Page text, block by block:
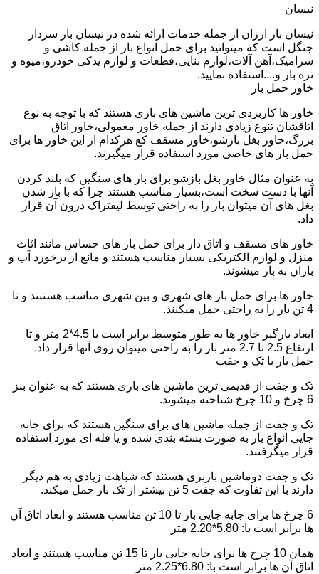
نیسان
نیسان بار ارزان از جمله خدمات ارائه شده در نیسان بار سردار
جنگل است که میتوانید برای حمل انواع بار از جمله کاشی و
سرامیک،آهن آلات،لوازم بنایی،قطعات و لوازم یدکی خودرو،میوه و
تره بار و....استفاده نمایید.
خاور حمل بار
خاور ها کاربردی ترین ماشین های باری هستند که با توجه به نوع
اتاقشان تنوع زیادی دارند از جمله خاور معمولی،خاور اتاق
بزرگ،خاور بغل بازشو،خاور مسقف کع هرکدام از این خاور ها برای
حمل بار های خاصی مورد استفاده قرار میگیرند.
به عنوان مثال خاور بغل بازشو برای بار های سنگین که بلند کردن
آنها با دست سخت است،بسیار مناسب هستند چرا که با باز شدن
بغل های آن میتوان بار را به راحتی توسط لیفتراک درون آن قرار
داد.
خاور های مسقف و اتاق دار برای حمل بار های حساس مانند اثاث
منزل و لوازم الکتریکی بسیار مناسب هستند و مانع از برخورد آب و
باران به بار میشوند.
خاور ها برای حمل بار های شهری و بین شهری مناسب هستنند و تا
4 تن بار را به راحتی حمل میکنند.
ابعاد بارگیر خاور ها به طور متوسط برابر است با 4.5*2 متر و تا
ارتفاع 2.5 تا 2.7 متر بار را به راحتی میتوان روی آنها قرار داد.
حمل بار با تک و جفت
تک و جفت از قدیمی ترین ماشین های باری هستند که به عنوان بنز
6 چرخ و 10 چرخ شناخته میشوند.
تک و جفت از جمله ماشین های برای سنگین هستند که برای جابه
جایی انواع بار به صورت بسته بندی شده و یا فله ای مورد استفاده
قرار میگرفتند.
تک و جفت دوماشین باربری هستند که شباهت زیادی به هم دیگر
دارند با این تفاوت که جفت 5 تن بیشتر از تک بار حمل میکند.
6 چرخ ها برای جابه جایی بار تا 10 تن مناسب هستند و ابعاد اتاق آن
ها برابر است با: 5.80*2.20 متر
همان 10 چرخ ها برای جابه جایی بار تا 15 تن مناسب هستند و ابعاد
اتاق آن ها برابر است با: 6.80*2.25 متر